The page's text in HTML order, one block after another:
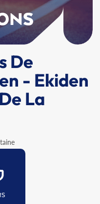
De
- Ekiden
La